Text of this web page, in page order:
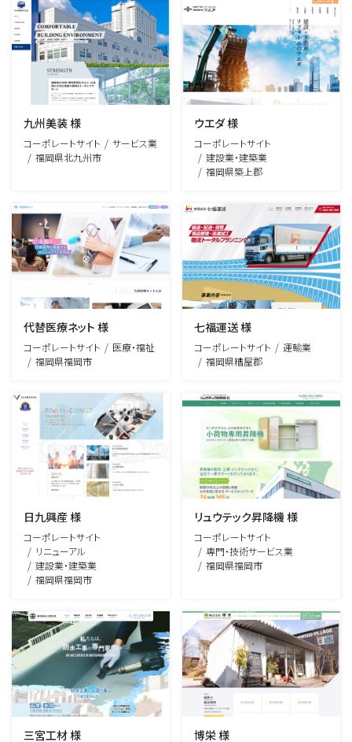
九州美装 様
コーポレートサイト
サービス業
福岡県北九州市
ウエダ 様
コーポレートサイト
建設業・建築業
福岡県築上郡
代替医療ネット 様
コーポレートサイト
医療・福祉
福岡県福岡市
七福運送 様
コーポレートサイト
運輸業
福岡県糟屋郡
日九興産 様
コーポレートサイト
リニューアル
建設業・建築業
福岡県福岡市
リュウテック昇降機 様
コーポレートサイト
専門・技術サービス業
福岡県福岡市
三宮工材 様 博栄 様